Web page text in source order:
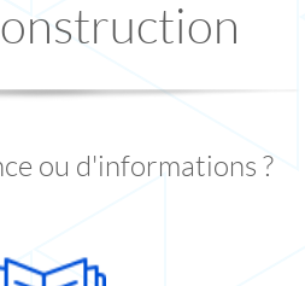
ou d'informations ?